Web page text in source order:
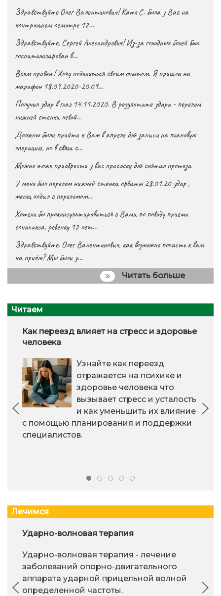
Здравствуйте Олег Валентинович! Катя С. была у Вас на
контрольном осмотре 12…
Здравствуйте, Сергей Алесандрович! Из-за голодных болей был
госпитализирован в…
Всем привет! Хочу поделиться своим опытом. Я пришла на
марафон 18.09.2020-20.09…
Получил удар в глаз 14.11.2020. В результате удара - перелом
нижней стенки левой…
Должны были прийти к Вам в апреле для записи на плановую
операцию, но в связи с…
Можно тоже приобрести у вас присоску для снятия протеза
У меня был перелом нижней стенки орбиты 28.01.20 удар ,
месяц ходил с переломом…
Хотели бы проконсультироваться с Вами по поводу приема
сонапакса, ребенку 12 лет…
Здравствуйте. Олег Валентинович, как возможно попасть к вам
на приём? Мы были у…
Читать больше
Читаем
Как переезд влияет на стресс и здоровье
человека
Узнайте как переезд
отражается на психике и
здоровье человека что
вызывает стресс и усталость
и как уменьшить их влияние
с помощью планирования и поддержки
специалистов.
Лечимся
Ударно-волновая терапия
Ударно-волновая терапия - лечение
заболеваний опорно-двигательного
аппарата ударной прицельной волной
определенной частоты.